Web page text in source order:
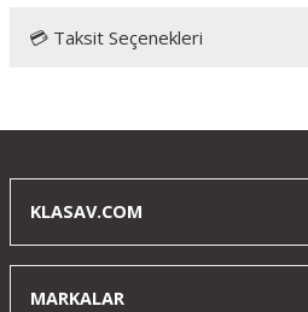
Bu ürüne ilk yorumu
💳 Taksit Seçenekleri
KLASAV.COM
MARKALAR